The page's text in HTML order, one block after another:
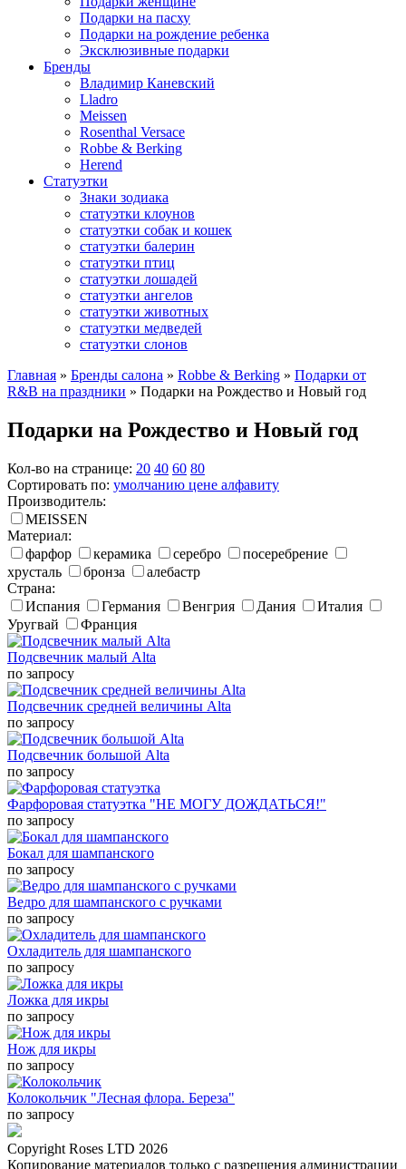
Подарки на пасху
Подарки на рождение ребенка
Эксклюзивные подарки
Бренды
Владимир Каневский
Lladro
Meissen
Rosenthal Versace
Robbe & Berking
Herend
Статуэтки
Знаки зодиака
статуэтки клоунов
статуэтки собак и кошек
статуэтки балерин
статуэтки птиц
статуэтки лошадей
статуэтки ангелов
статуэтки животных
статуэтки медведей
статуэтки слонов
Главная » Бренды салона » Robbe & Berking » Подарки от
R&B на праздники » Подарки на Рождество и Новый год
Подарки на Рождество и Новый год
Кол-во на странице: 20 40 60 80
Сортировать по: умолчанию цене алфавиту
Производитель:
MEISSEN
Материал:
фарфор
керамика серебро
посеребрение
хрусталь
бронза
алебастр
Страна:
Испания
Германия Венгрия Дания
Италия
Уругвай
Франция
Подсвечник малый Alta
по запросу
Подсвечник средней величины Alta
по запросу
Подсвечник большой Alta
по запросу
Фарфоровая статуэтка "НЕ МОГУ ДОЖДАТЬСЯ!"
по запросу
Бокал для шампанского
по запросу
Ведро для шампанского с ручками
по запросу
Охладитель для шампанского
по запросу
Ложка для икры
по запросу
Нож для икры
по запросу
Колокольчик "Лесная флора. Береза"
по запросу
Copyright Roses LTD 2026
Копирование материалов только с разрешения администрации